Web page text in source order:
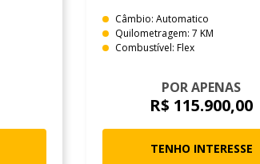
Câmbio: Automatico
Quilometragem: 7 KM
Combustível: Flex
POR APENAS
R$ 115.900,00
TENHO INTERESSE